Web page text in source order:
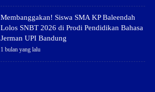
Membanggakan! Siswa SMA KP Baleendah
Lolos SNBT 2026 di Prodi Pendidikan Bahasa
Jerman UPI Bandung
1 bulan yang lalu